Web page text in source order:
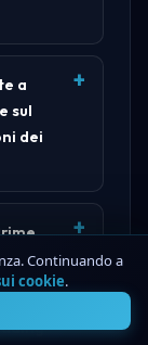
a
sul
dei
Continuando a
cookie.